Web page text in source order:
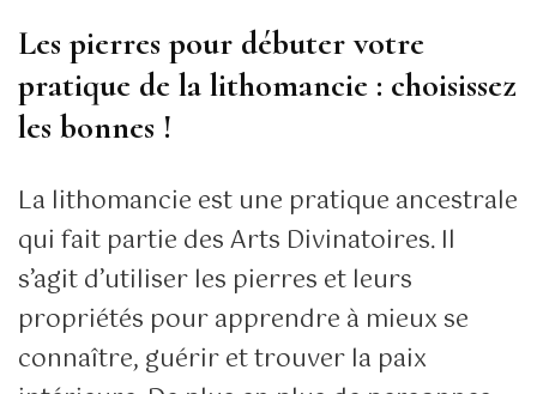
Les pierres pour débuter votre
pratique de la lithomancie : choisissez
les bonnes !
La lithomancie est une pratique ancestrale
qui fait partie des Arts Divinatoires. Il
s’agit d’utiliser les pierres et leurs
propriétés pour apprendre à mieux se
connaître, guérir et trouver la paix